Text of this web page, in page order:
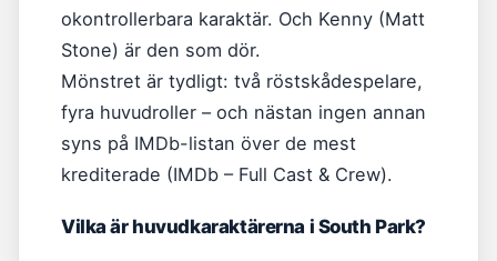
okontrollerbara karaktär. Och Kenny (Matt
Stone) är den som dör.
Mönstret är tydligt: två röstskådespelare,
fyra huvudroller – och nästan ingen annan
syns på IMDb-listan över de mest
krediterade (IMDb – Full Cast & Crew).
Vilka är huvudkaraktärerna i South Park?